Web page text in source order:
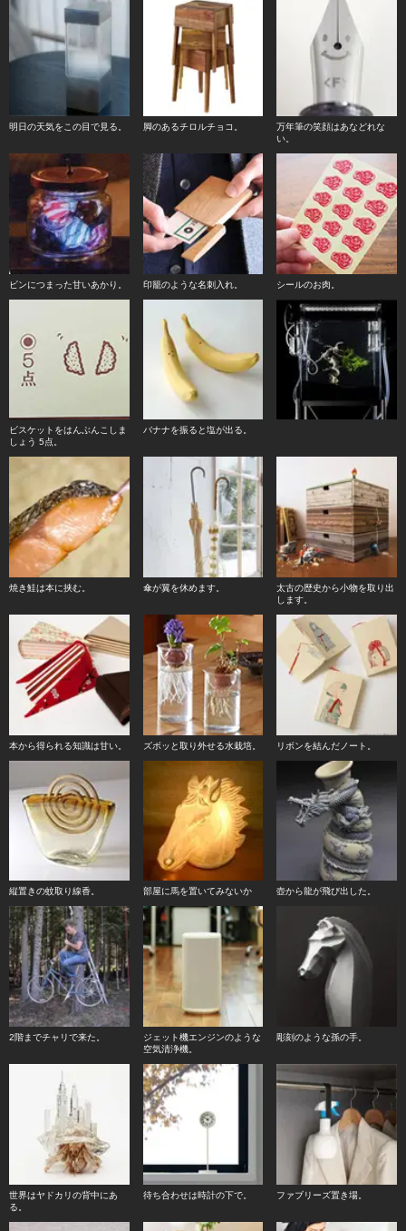
明日の天気をこの目で見る。 脚のあるチロルチョコ。
万年筆の笑顔はあなどれな
い。
ビンにつまった甘いあかり。 印籠のような名刺入れ。 シールのお肉。
ビスケットをはんぶんこしま
しょう 5点。
バナナを振ると塩が出る。
焼き鮭は本に挟む。 傘が翼を休めます。
太古の歴史から小物を取り出
します。
本から得られる知識は甘い。 ズボッと取り外せる水栽培。 リボンを結んだノート。
縦置きの蚊取り線香。 部屋に馬を置いてみないか 壺から龍が飛び出した。
2階までチャリで来た。
ジェット機エンジンのような
空気清浄機。
彫刻のような孫の手。
世界はヤドカリの背中にあ
る。
待ち合わせは時計の下で。 ファブリーズ置き場。